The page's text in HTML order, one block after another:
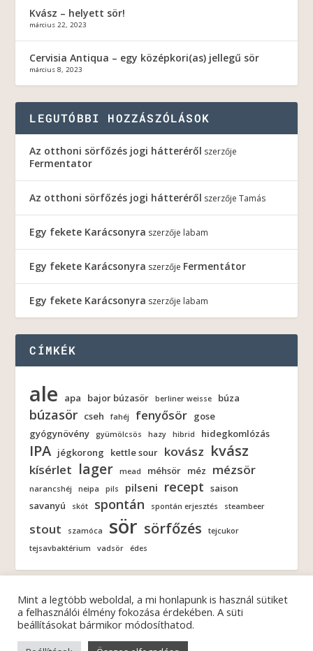
Kvász – helyett sör!
március 22, 2023
Cervisia Antiqua – egy középkori(as) jellegű sör
március 8, 2023
LEGUTÓBBI HOZZÁSZÓLÁSOK
Az otthoni sörfőzés jogi hátteréről szerzője
Fermentator
Az otthoni sörfőzés jogi hátteréről szerzőjeTamás
Egy fekete Karácsonyra szerzője labam
Egy fekete Karácsonyra szerzője Fermentátor
Egy fekete Karácsonyra szerzője labam
CÍMKÉK
ale apa bajor búzasör berliner weisse búza
búzasör cseh fahéj fenyősör gose
gyógynövény
gyümölcsös hazy hibrid hidegkomlózás
IPA jégkorong kettle sour kovász kvász
kísérlet lager mead méhsör méz mézsör
narancshéj neipa pils pilseni recept saison
savanyú
skót spontán spontán erjesztés steambeer
stout szamóca sör sörfőzés
tejcukor
tejsavbaktérium
vadsör édes
© 2026 | Minden jog fenntartva! |
Mint a legtöbb weboldal, a mi honlapunk is használ sütiket
a felhasználói élmény fokozása érdekében. A süti
beállításokat bármikor módosíthatod.